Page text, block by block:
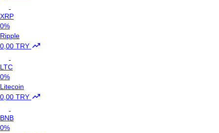
XRP
0%
Ripple
0,00 TRY
LTC
0%
Litecoin
0,00 TRY
BNB
0%